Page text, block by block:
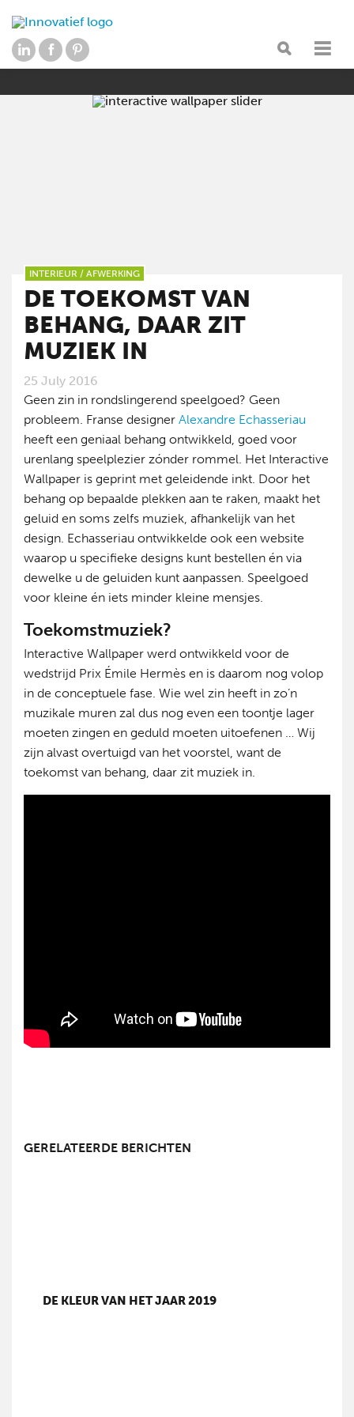
INTERIEUR / AFWERKING
DE TOEKOMST VAN
BEHANG, DAAR ZIT
MUZIEK IN
25 July 2016
Geen zin in rondslingerend speelgoed? Geen
probleem. Franse designer Alexandre Echasseriau
heeft een geniaal behang ontwikkeld, goed voor
urenlang speelplezier zónder rommel. Het Interactive
Wallpaper is geprint met geleidende inkt. Door het
behang op bepaalde plekken aan te raken, maakt het
geluid en soms zelfs muziek, afhankelijk van het
design. Echasseriau ontwikkelde ook een website
waarop u specifieke designs kunt bestellen én via
dewelke u de geluiden kunt aanpassen. Speelgoed
voor kleine én iets minder kleine mensjes.
Toekomstmuziek?
Interactive Wallpaper werd ontwikkeld voor de
wedstrijd Prix Émile Hermès en is daarom nog volop
in de conceptuele fase. Wie wel zin heeft in zo’n
muzikale muren zal dus nog even een toontje lager
moeten zingen en geduld moeten uitoefenen … Wij
zijn alvast overtuigd van het voorstel, want de
toekomst van behang, daar zit muziek in.
GERELATEERDE BERICHTEN
DE KLEUR VAN HET JAAR 2019